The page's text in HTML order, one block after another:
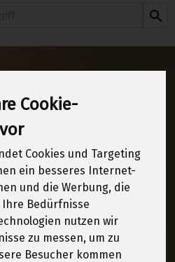
Cookie-
Cookies und Targeting
ein besseres Internet-
und die Werbung, die
Ihre Bedürfnisse
nutzen wir
zu messen, um zu
Besucher kommen
Ei